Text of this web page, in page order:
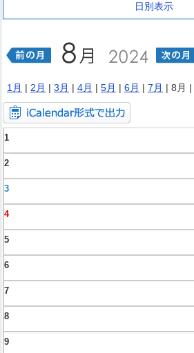
日別表示
1月 | 2月 | 3月 | 4月 | 5月 | 6月 | 7月 | 8月 |
1
2
3
4
5
6
7
8
9